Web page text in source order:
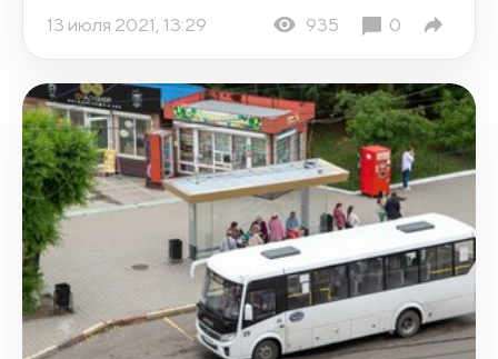
13 июля 2021, 13:29 935 0